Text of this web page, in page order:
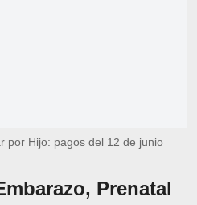
por Hijo: pagos del 12 de junio
Prenatal